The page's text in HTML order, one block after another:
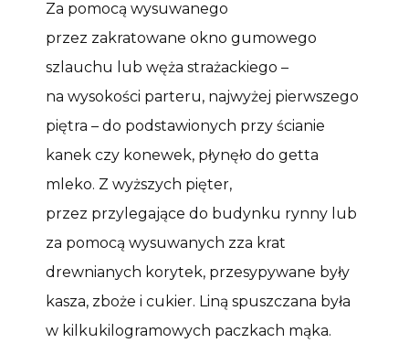
Za pomocą wysuwanego
przez zakratowane okno gumowego
szlauchu lub węża strażackiego –
na wysokości parteru, najwyżej pierwszego
piętra – do podstawionych przy ścianie
kanek czy konewek, płynęło do getta
mleko. Z wyższych pięter,
przez przylegające do budynku rynny lub
za pomocą wysuwanych zza krat
drewnianych korytek, przesypywane były
kasza, zboże i cukier. Liną spuszczana była
w kilkukilogramowych paczkach mąka.